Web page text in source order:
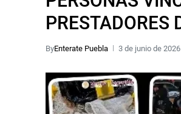
PRESTADORES
ByEnterate Puebla 3 de junio de 2026